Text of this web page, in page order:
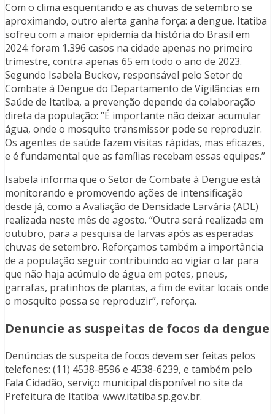
Com o clima esquentando e as chuvas de setembro se
aproximando, outro alerta ganha força: a dengue. Itatiba
sofreu com a maior epidemia da história do Brasil em
2024: foram 1.396 casos na cidade apenas no primeiro
trimestre, contra apenas 65 em todo o ano de 2023.
Segundo Isabela Buckov, responsável pelo Setor de
Combate à Dengue do Departamento de Vigilâncias em
Saúde de Itatiba, a prevenção depende da colaboração
direta da população: “É importante não deixar acumular
água, onde o mosquito transmissor pode se reproduzir.
Os agentes de saúde fazem visitas rápidas, mas eficazes,
e é fundamental que as famílias recebam essas equipes.”
Isabela informa que o Setor de Combate à Dengue está
monitorando e promovendo ações de intensificação
desde já, como a Avaliação de Densidade Larvária (ADL)
realizada neste mês de agosto. “Outra será realizada em
outubro, para a pesquisa de larvas após as esperadas
chuvas de setembro. Reforçamos também a importância
de a população seguir contribuindo ao vigiar o lar para
que não haja acúmulo de água em potes, pneus,
garrafas, pratinhos de plantas, a fim de evitar locais onde
o mosquito possa se reproduzir”, reforça.
Denuncie as suspeitas de focos da dengue
Denúncias de suspeita de focos devem ser feitas pelos
telefones: (11) 4538-8596 e 4538-6239, e também pelo
Fala Cidadão, serviço municipal disponível no site da
Prefeitura de Itatiba: www.itatiba.sp.gov.br.